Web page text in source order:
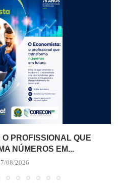
PROFISSIONAL QUE
NÚMEROS EM...
08/2026